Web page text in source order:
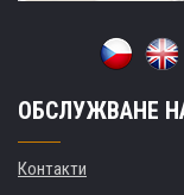
ОБСЛУЖВАНЕ
Контакти